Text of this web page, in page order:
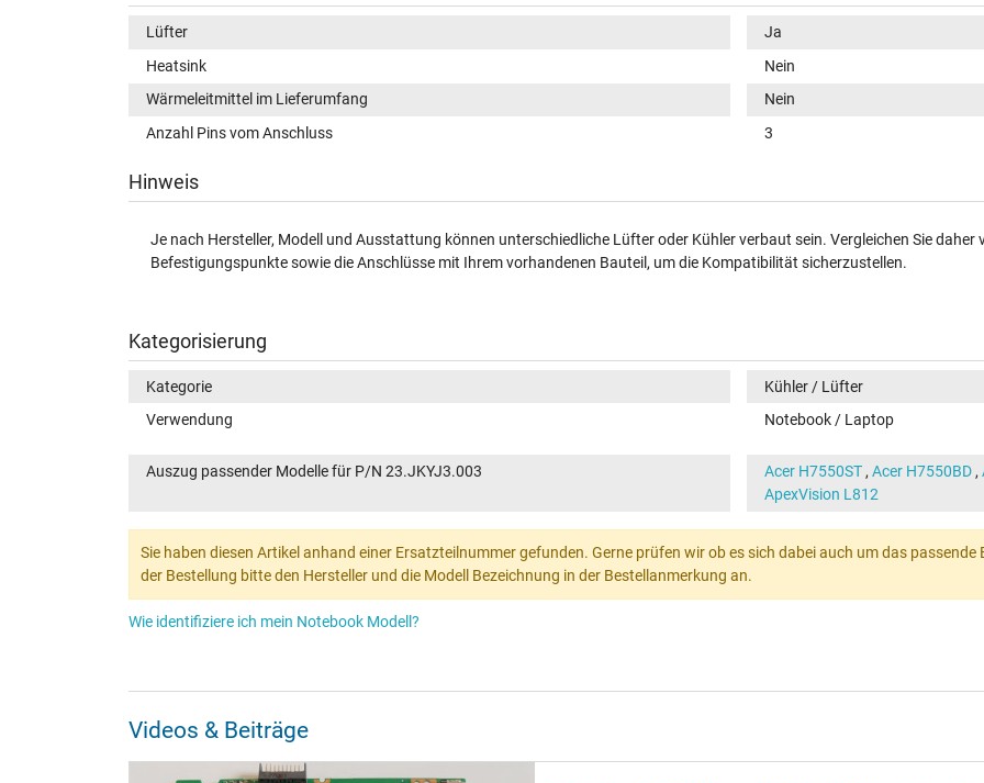
Lüfter
Ja
Heatsink
Nein
Wärmeleitmittel im Lieferumfang
Nein
Anzahl Pins vom Anschluss
3
Hinweis
Je nach Hersteller, Modell und Ausstattung können unterschiedliche Lüfter oder Kühler verbaut sein. Vergleichen Sie
Befestigungspunkte sowie die Anschlüsse mit Ihrem vorhandenen Bauteil, um die Kompatibilität sicherzustellen.
Kategorisierung
Kategorie
Kühler / Lüfter
Verwendung
Notebook / Laptop
Auszug passender Modelle für P/N 23.JKYJ3.003 Acer H7550ST, Acer H7550BD,
ApexVision L812
Sie haben diesen Artikel anhand einer Ersatzteilnummer gefunden. Gerne prüfen wir ob es sich dabei auch um das
der Bestellung bitte den Hersteller und die Modell Bezeichnung in der Bestellanmerkung an.
Wie identifiziere ich mein Notebook Modell?
Videos & Beiträge